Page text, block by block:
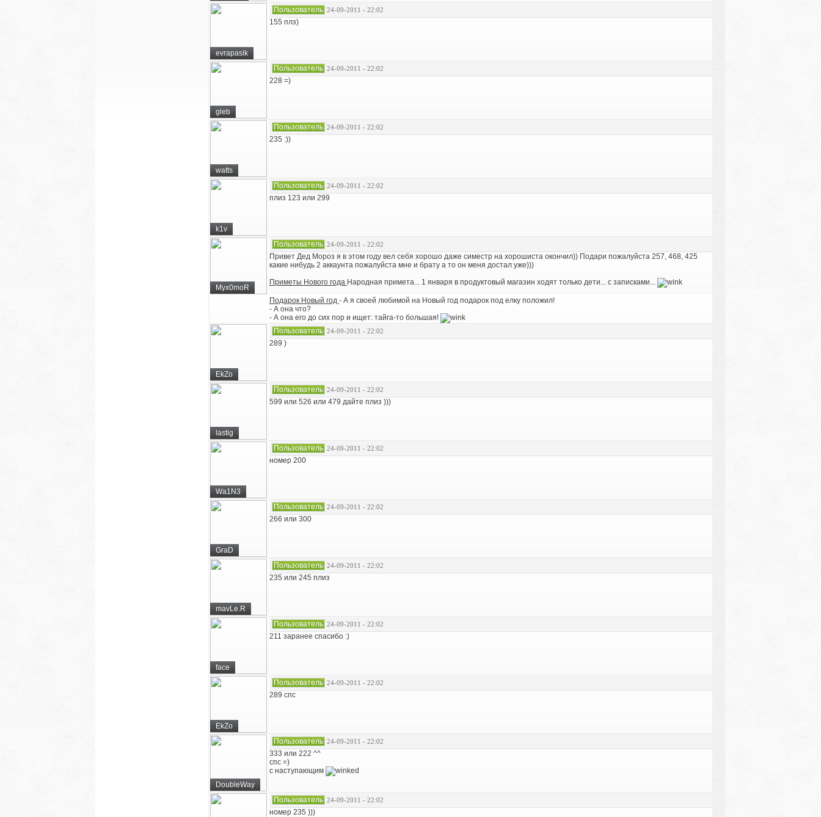
evrapasik
Пользователь 24-09-2011 - 22:02
155 плз)
gleb
Пользователь 24-09-2011 - 22:02
228 =)
watts
Пользователь 24-09-2011 - 22:02
235 :))
k1v
Пользователь 24-09-2011 - 22:02
плиз 123 или 299
Myx0moR
Пользователь 24-09-2011 - 22:02
Привет Дед Мороз я в этом году вел себя хорошо даже симестр на хорошиста окончил)) Подари пожалуйста 257, 468, 425
какие нибудь 2 аккаунта пожалуйста мне и брату а то он меня достал уже)))
Приметы Нового года Народная примета... 1 января в продуктовый магазин ходят только дети... с записками...
Подарок Новый год - А я своей любимой на Новый год подарок под елку положил!
- А она что?
- А она его до сих пор и ищет: тайга-то большая!
EkZo
Пользователь 24-09-2011 - 22:02
289 )
lastig
Пользователь 24-09-2011 - 22:02
599 или 526 или 479 дайте плиз )))
Wa1N3
Пользователь 24-09-2011 - 22:02
номер 200
GraD
Пользователь 24-09-2011 - 22:02
266 или 300
mavLe.R
Пользователь 24-09-2011 - 22:02
235 или 245 плиз
face
Пользователь 24-09-2011 - 22:02
211 заранее спасибо :)
EkZo
Пользователь 24-09-2011 - 22:02
289 спс
DoubleWay
Пользователь 24-09-2011 - 22:02
333 или 222 ^^
спс =)
с наступающим
Пользователь 24-09-2011 - 22:02
номер 235 )))